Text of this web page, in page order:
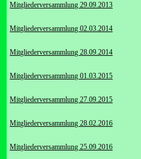
Mitgliederversammlung 29.09.2013
Mitgliederversammlung 02.03.2014
Mitgliederversammlung 28.09.2014
Mitgliederversammlung 01.03.2015
Mitgliederversammlung 27.09.2015
Mitgliederversammlung 28.02.2016
Mitgliederversammlung 25.09.2016